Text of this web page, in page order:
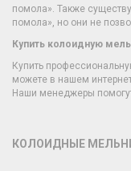
помола». Также
помола», но они не
Купить колоидную
Купить
можете в нашем
Наши менеджеры
КОЛОИДНЫЕ